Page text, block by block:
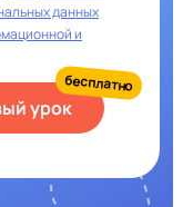
данных
и
урок
бесплатно